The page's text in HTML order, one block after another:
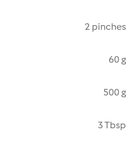
2 pinches
60 g
500 g
3 Tbsp